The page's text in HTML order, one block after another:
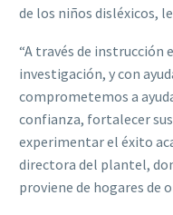
de los niños disléxicos,
“A través de instrucción
investigación, y con
comprometemos a
confianza, fortalecer
experimentar el éxito
directora del plantel,
proviene de hogares de